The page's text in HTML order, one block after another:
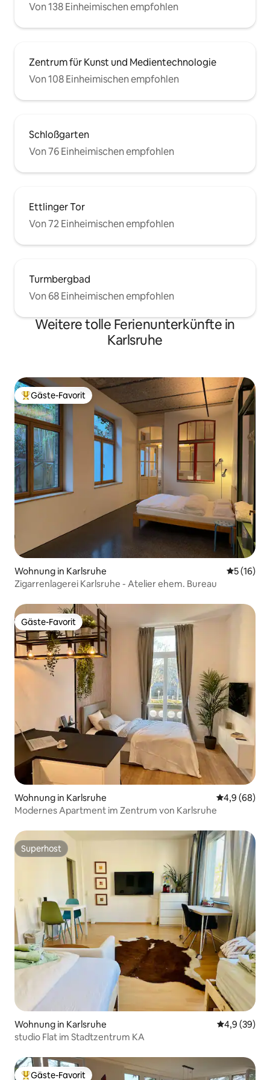
Von 138 Einheimischen empfohlen
Zentrum für Kunst und Medientechnologie
Von 108 Einheimischen empfohlen
Schloßgarten
Von 76 Einheimischen empfohlen
Ettlinger Tor
Von 72 Einheimischen empfohlen
Turmbergbad
Von 68 Einheimischen empfohlen
Weitere tolle Ferienunterkünfte in
Karlsruhe
Beliebter Gäste-Favorit.
Gäste-Favorit
Wohnung in Karlsruhe
5 (16)
Zigarrenlagerei Karlsruhe - Atelier ehem. Bureau
Gäste-Favorit
Gäste-Favorit
Wohnung in Karlsruhe
4,9 (68)
Modernes Apartment im Zentrum von Karlsruhe
Superhost
Superhost
Wohnung in Karlsruhe
4,9 (39)
studio Flat im Stadtzentrum KA
Gäste-Favorit